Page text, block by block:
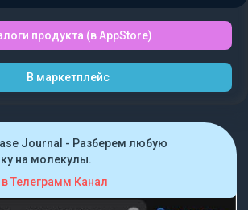
продукта (в AppStore)
В маркетплейс
Journal - Разберем любую
на молекулы.
в Телеграмм Канал